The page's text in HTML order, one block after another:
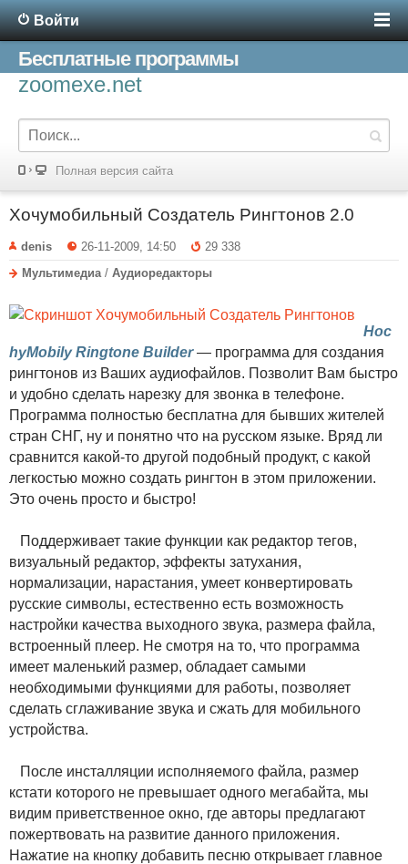
Войти
Бесплатные программы
zoomexe.net
Полная версия сайта
Хочумобильный Создатель Рингтонов 2.0
denis 26-11-2009, 14:50
29 338
Мультимедиа / Аудиоредакторы
Hoc
hyMobily Ringtone Builder— программа для создания
рингтонов из Ваших аудиофайлов. Позволит Вам быстро
и удобно сделать нарезку для звонка в телефоне.
Программа полностью бесплатна для бывших жителей
стран СНГ, ну и понятно что на русском языке. Вряд ли
сравнится какой-то другой подобный продукт, с какой
легкостью можно создать рингтон в этом приложении.
Это очень просто и быстро!
Поддерживает такие функции как редактор тегов,
визуальный редактор, эффекты затухания,
нормализации, нарастания, умеет конвертировать
русские символы, естественно есть возможность
настройки качества выходного звука, размера файла,
встроенный плеер. Не смотря на то, что программа
имеет маленький размер, обладает самыми
необходимыми функциями для работы, позволяет
сделать сглаживание звука и сжать для мобильного
устройства.
После инсталляции исполняемого файла, размер
кстати которого не превышает одного мегабайта, мы
видим приветственное окно, где авторы предлагают
пожертвовать на развитие данного приложения.
Нажатие на кнопку добавить песню открывает главное